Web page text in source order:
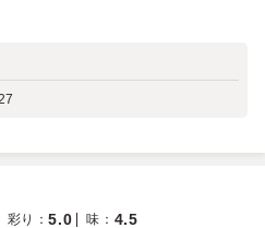
彩り ：5.0 味 ： 4.5